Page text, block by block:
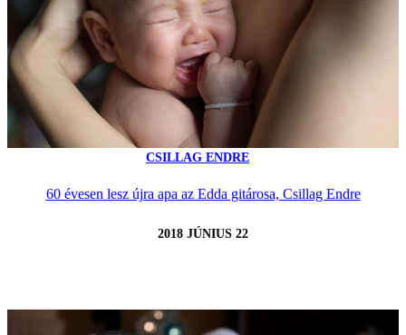
CSILLAG ENDRE
60 évesen lesz újra apa az Edda gitárosa, Csillag Endre
2018 JÚNIUS 22